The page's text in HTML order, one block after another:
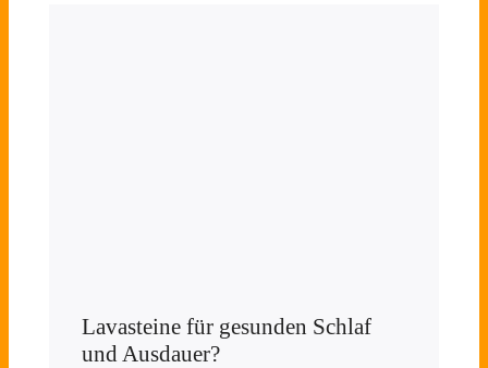
Lavasteine für gesunden Schlaf
und Ausdauer?